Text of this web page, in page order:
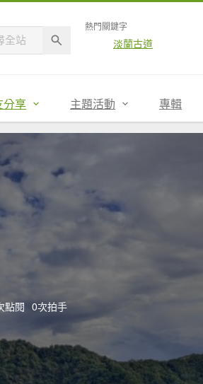
熱門關鍵字
淡蘭古道
分享 主題活動 專輯
點閱 0次拍手